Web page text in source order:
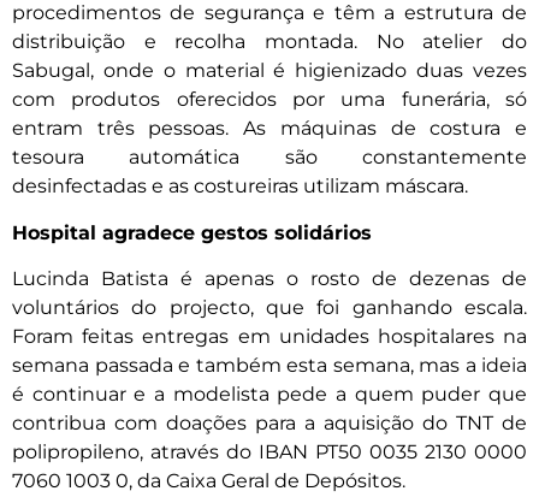
procedimentos de segurança e têm a estrutura de
distribuição e recolha montada. No atelier do
Sabugal, onde o material é higienizado duas vezes
com produtos oferecidos por uma funerária, só
entram três pessoas. As máquinas de costura e
tesoura automática são constantemente
desinfectadas e as costureiras utilizam máscara.
Hospital agradece gestos solidários
Lucinda Batista é apenas o rosto de dezenas de
voluntários do projecto, que foi ganhando escala.
Foram feitas entregas em unidades hospitalares na
semana passada e também esta semana, mas a ideia
é continuar e a modelista pede a quem puder que
contribua com doações para a aquisição do TNT de
polipropileno, através do IBAN PT50 0035 2130 0000
7060 1003 0, da Caixa Geral de Depósitos.